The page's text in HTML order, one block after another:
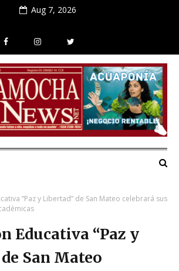
Aug 7, 2026
“Paz y Libertad” de San Mateo celebrará sus
Educativa “Paz y
San Mateo